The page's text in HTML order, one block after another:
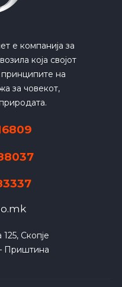
е компанија за
која својот
на
за човекот,
Скопје
Приштина